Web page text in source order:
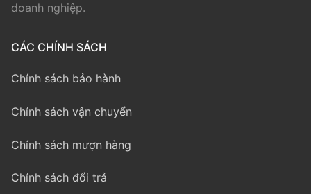
doanh nghiệp.
CÁC CHÍNH SÁCH
Chính sách bảo hành
Chính sách vận chuyển
Chính sách mượn hàng
Chính sách đổi trả